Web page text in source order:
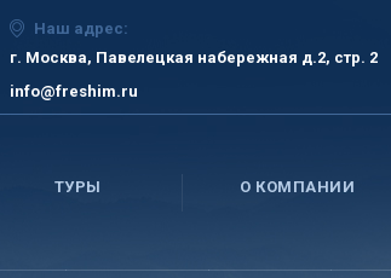
Наш адрес:
г. Москва, Павелецкая набережная д.2, стр. 2
info@freshim.ru
ТУРЫ О КОМПАНИИ